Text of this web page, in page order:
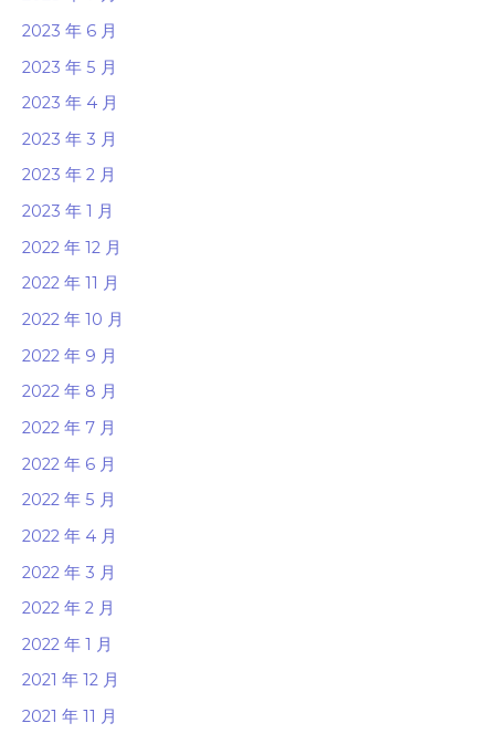
2023 年 6 月
2023 年 5 月
2023 年 4 月
2023 年 3 月
2023 年 2 月
2023 年 1 月
2022 年 12 月
2022 年 11 月
2022 年 10 月
2022 年 9 月
2022 年 8 月
2022 年 7 月
2022 年 6 月
2022 年 5 月
2022 年 4 月
2022 年 3 月
2022 年 2 月
2022 年 1 月
2021 年 12 月
2021 年 11 月